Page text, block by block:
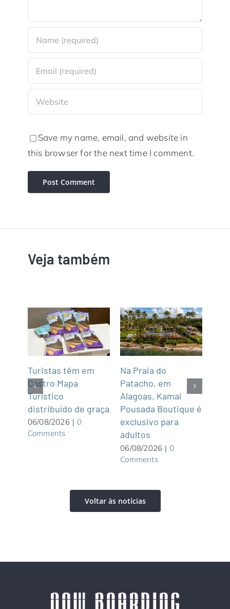
Save my name, email, and website in
this browser for the next time I comment.
Veja também
Turistas têm em
Castro Mapa
Turístico
distribuído de graça
06/08/2026 | 0
Comments
Na Praia do
Patacho, em
Alagoas, Kamai
Pousada Boutique é
exclusivo para
adultos
06/08/2026 | 0
Comments
Voltar às notícias